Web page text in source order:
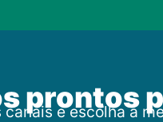
prontos
canais e escolha a